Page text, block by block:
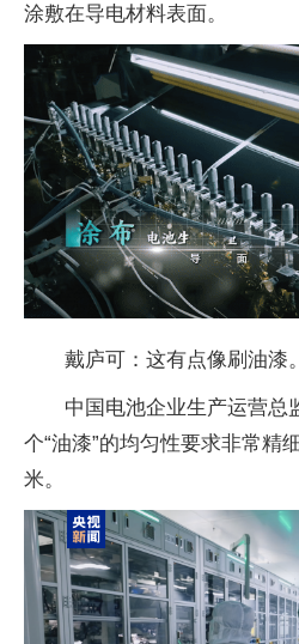
涂敷在导电材料表面。
戴庐可：这有点像刷油漆。
中国电池企业生产运营总
个“油漆”的均匀性要求非常精
米。